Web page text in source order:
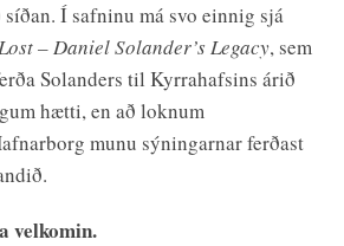
Í safninu má svo einnig sjá
– Daniel Solander’s Legacy, sem
Solanders til Kyrrahafsins árið
hætti, en að loknum
munu sýningarnar ferðast
velkomin.